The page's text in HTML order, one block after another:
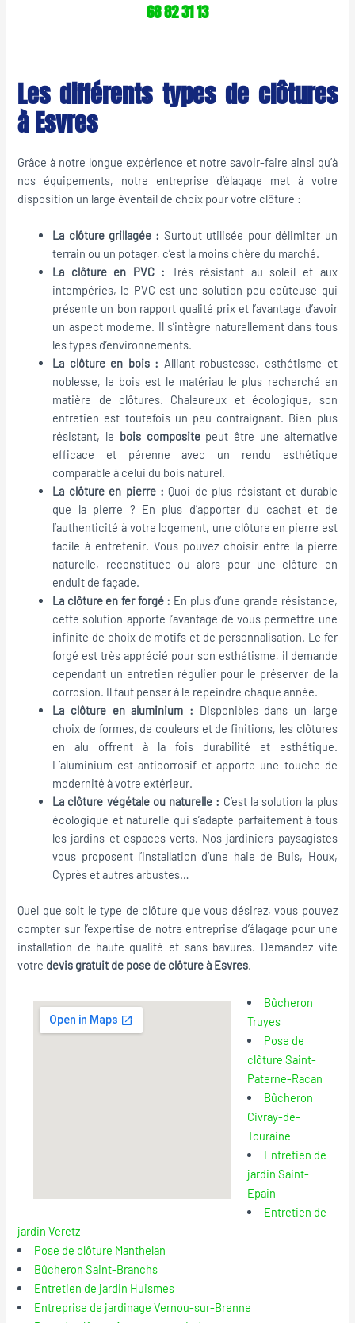
68 82 31 13
Les différents types de clôtures
à Esvres
Grâce à notre longue expérience et notre savoir-faire ainsi qu’à
nos équipements, notre entreprise d’élagage met à votre
disposition un large éventail de choix pour votre clôture :
La clôture grillagée : Surtout utilisée pour délimiter un
terrain ou un potager, c’est la moins chère du marché.
La clôture en PVC : Très résistant au soleil et aux
intempéries, le PVC est une solution peu coûteuse qui
présente un bon rapport qualité prix et l’avantage d’avoir
un aspect moderne. Il s’intègre naturellement dans tous
les types d’environnements.
La clôture en bois : Alliant robustesse, esthétisme et
noblesse, le bois est le matériau le plus recherché en
matière de clôtures. Chaleureux et écologique, son
entretien est toutefois un peu contraignant. Bien plus
résistant, le bois compositepeut être une alternative
efficace et pérenne avec un rendu esthétique
comparable à celui du bois naturel.
La clôture en pierre :Quoi de plus résistant et durable
que la pierre ? En plus d’apporter du cachet et de
l’authenticité à votre logement, une clôture en pierre est
facile à entretenir. Vous pouvez choisir entre la pierre
naturelle, reconstituée ou alors pour une clôture en
enduit de façade.
La clôture en fer forgé : En plus d’une grande résistance,
cette solution apporte l’avantage de vous permettre une
infinité de choix de motifs et de personnalisation. Le fer
forgé est très apprécié pour son esthétisme, il demande
cependant un entretien régulier pour le préserver de la
corrosion. Il faut penser à le repeindre chaque année.
La clôture en aluminium : Disponibles dans un large
choix de formes, de couleurs et de finitions, les clôtures
en alu offrent à la fois durabilité et esthétique.
L’aluminium est anticorrosif et apporte une touche de
modernité à votre extérieur.
La clôture végétale ou naturelle : C’est la solution la plus
écologique et naturelle qui s’adapte parfaitement à tous
les jardins et espaces verts. Nos jardiniers paysagistes
vous proposent l’installation d’une haie de Buis, Houx,
Cyprès et autres arbustes…
Quel que soit le type de clôture que vous désirez, vous pouvez
compter sur l’expertise de notre entreprise d’élagage pour une
installation de haute qualité et sans bavures. Demandez vite
votre devis gratuit de pose de clôture à Esvres.
Bûcheron
Truyes
Pose de
clôture Saint-
Paterne-Racan
Bûcheron
Civray-de-
Touraine
Entretien de
jardin Saint-
Epain
Entretien de
jardin Veretz
Pose de clôture Manthelan
Bûcheron Saint-Branchs
Entretien de jardin Huismes
Entreprise de jardinage Vernou-sur-Brenne